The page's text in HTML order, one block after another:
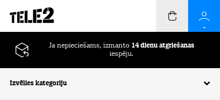
Ja nepieciešams, izmanto 14 dienu atgriešanas
iespēju.
Izvēlies kategoriju